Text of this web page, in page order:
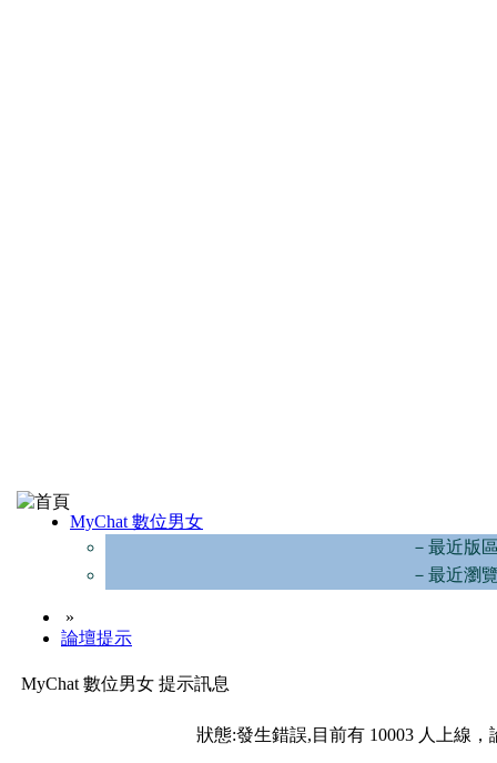
MyChat 數位男女
－最近版
－最近瀏
»
論壇提示
MyChat 數位男女 提示訊息
狀態:發生錯誤,目前有 10003 人上線